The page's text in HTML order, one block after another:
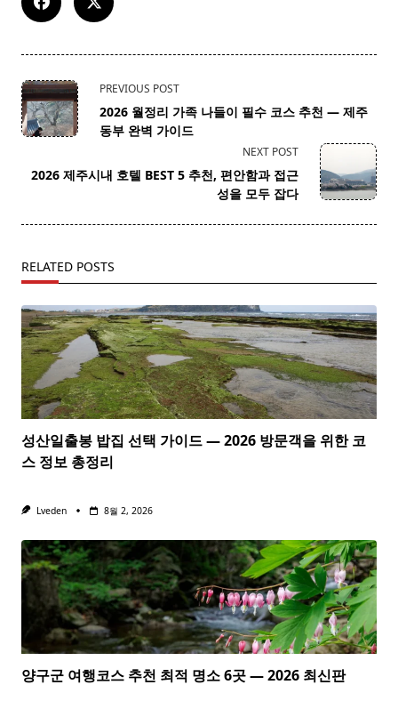
<span
class="nav-
subtitle
reader-
PREVIOUS POST
2026 월정리 가족 나들이 필수 코스 추천 — 제주
동부 완벽 가이드
NEXT POST
2026 제주시내 호텔 BEST 5 추천, 편안함과 접근
성을 모두 잡다
RELATED POSTS
성산일출봉 밥집 선택 가이드 — 2026 방문객을 위한 코
스 정보 총정리
Lveden 8월 2, 2026
양구군 여행코스 추천 최적 명소 6곳 — 2026 최신판